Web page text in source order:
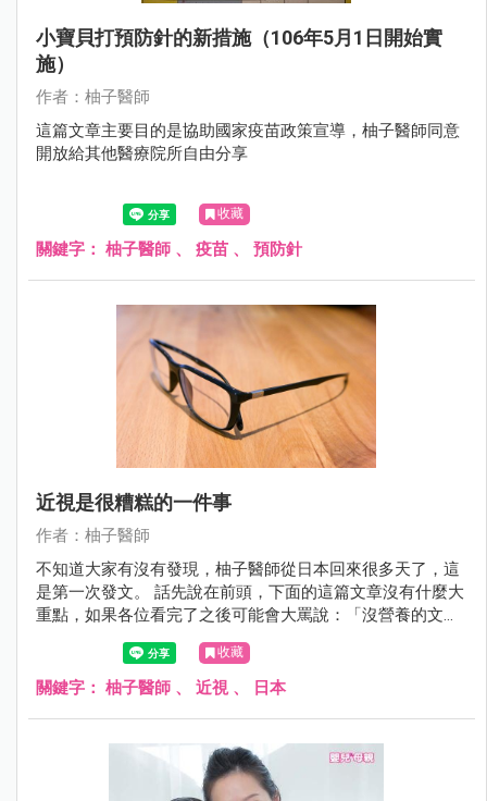
小寶貝打預防針的新措施（106年5月1日開始實
施）
作者：柚子醫師
這篇文章主要目的是協助國家疫苗政策宣導，柚子醫師同意
開放給其他醫療院所自由分享
收藏
關鍵字： 柚子醫師 、 疫苗 、 預防針
近視是很糟糕的一件事
作者：柚子醫師
不知道大家有沒有發現，柚子醫師從日本回來很多天了，這
是第一次發文。 話先說在前頭，下面的這篇文章沒有什麼大
重點，如果各位看完了之後可能會大罵說：「沒營養的文章
浪費我的時間」，真的請大家現在起就關掉畫面不要往下看
了 這是一篇很沉重很沉重的文章
收藏
關鍵字： 柚子醫師 、 近視 、 日本